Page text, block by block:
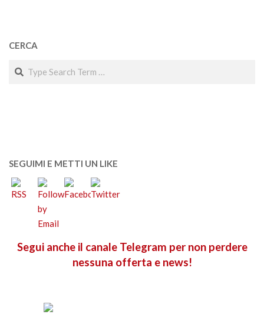
CERCA
Search
SEGUIMI E METTI UN LIKE
Segui anche il canale Telegram per non perdere
nessuna offerta e news!